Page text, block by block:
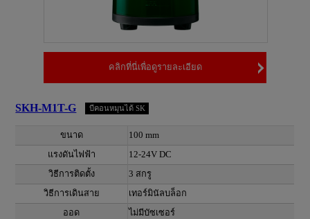
คลิกที่นี่เพื่อดูรายละเอียด
SKH-M1T-G บีคอนหมุนได้ SK
ขนาด
100 mm
แรงดันไฟฟ้า
12-24V DC
วิธีการติดตั้ง
3 สกรู
วิธีการเดินสาย
เทอร์มินัลบล็อก
ออด
ไม่มีบัซเซอร์